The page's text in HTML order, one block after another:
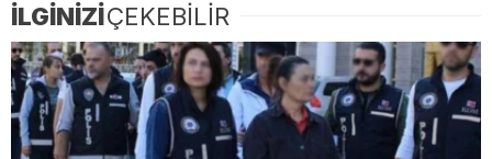
İLGİNİZİÇEKEBİLİR